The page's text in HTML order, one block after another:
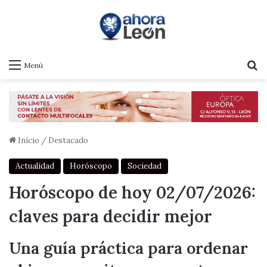
Menú
Inicio / Destacado
Actualidad Horóscopo Sociedad
Horóscopo de hoy 02/07/2026:
claves para decidir mejor
Una guía práctica para ordenar